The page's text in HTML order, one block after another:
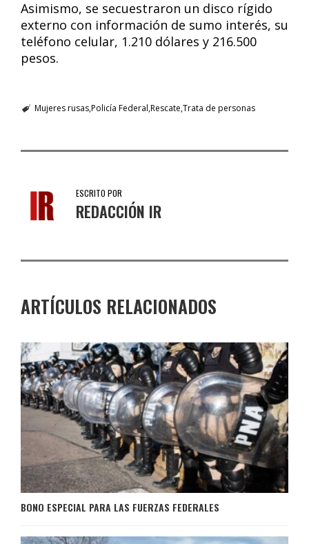
Asimismo, se secuestraron un disco rígido
externo con información de sumo interés, su
teléfono celular, 1.210 dólares y 216.500
pesos.
Mujeres rusasPolicía Federal Rescate Trata de personas
ESCRITO POR
REDACCIÓN IR
ARTÍCULOS RELACIONADOS
BONO ESPECIAL PARA LAS FUERZAS FEDERALES